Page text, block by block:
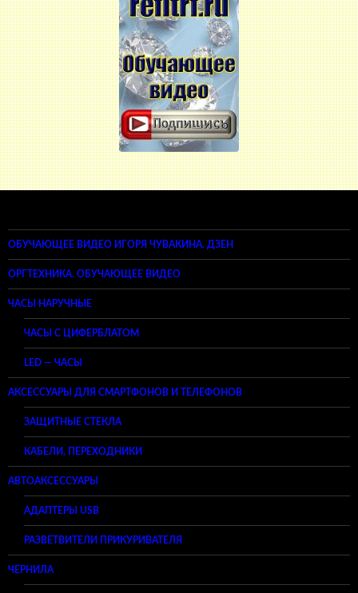
ОБУЧАЮЩЕЕ ВИДЕО ИГОРЯ ЧУВАКИНА. ДЗЕН
ОРГТЕХНИКА. ОБУЧАЮЩЕЕ ВИДЕО
ЧАСЫ НАРУЧНЫЕ
ЧАСЫ С ЦИФЕРБЛАТОМ
LED — ЧАСЫ
АКСЕССУАРЫ ДЛЯ СМАРТФОНОВ И ТЕЛЕФОНОВ
ЗАЩИТНЫЕ СТЕКЛА
КАБЕЛИ, ПЕРЕХОДНИКИ
АВТОАКСЕССУАРЫ
АДАПТЕРЫ USB
РАЗВЕТВИТЕЛИ ПРИКУРИВАТЕЛЯ
ЧЕРНИЛА